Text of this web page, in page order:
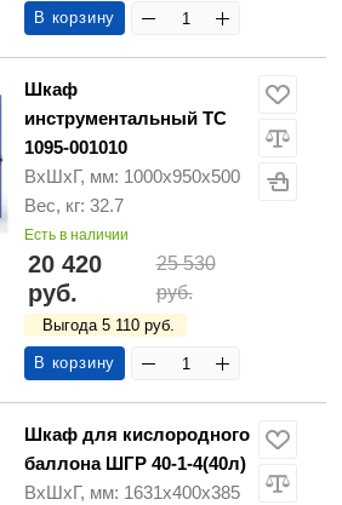
В корзину
Шкаф
инструментальный TC
1095-001010
ВхШхГ, мм: 1000х950х500
Вес, кг: 32.7
Есть в наличии
20 420
руб.
25 530
руб.
Выгода 5 110 руб.
В корзину
Шкаф для кислородного
баллона ШГР 40-1-4(40л)
ВхШхГ, мм: 1631х400х385